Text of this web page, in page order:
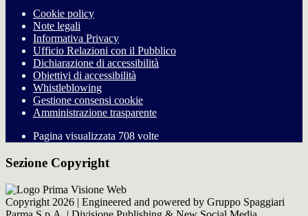
Cookie policy
Note legali
Informativa Privacy
Ufficio Relazioni con il Pubblico
Dichiarazione di accessibilità
Obiettivi di accessibilità
Whistleblowing
Gestione consensi cookie
Amministrazione trasparente
Pagina visualizzata 708 volte
Sezione Copyright
Copyright 2026 | Engineered and powered by Gruppo Spaggiari